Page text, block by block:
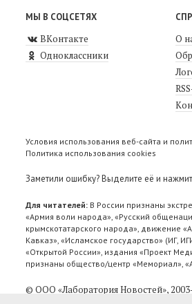
МЫ В СОЦСЕТЯХ
ВКонтакте
Одноклассники
О
Условия использования веб-сайта и
Политика использования cookies
Заметили ошибку? Выделите её и
Для читателей: В России признаны
«Армия воли народа», «Русский
крымскотатарского народа», движение
Кавказ», «Исламское государство» (ИГ,
«Открытой России», издания «Проект
признаны общество/центр «Мемориал»,
© ООО «Лаборатория Новоcтей»,